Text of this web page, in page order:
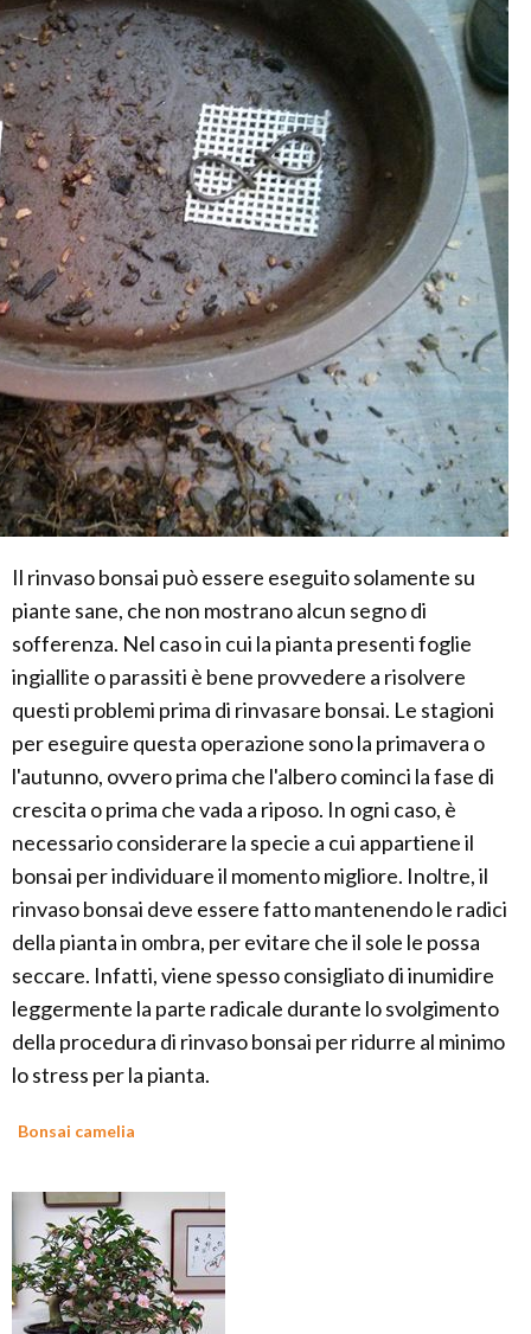
Il rinvaso bonsai può essere eseguito solamente su
piante sane, che non mostrano alcun segno di
sofferenza. Nel caso in cui la pianta presenti foglie
ingiallite o parassiti è bene provvedere a risolvere
questi problemi prima di rinvasare bonsai. Le stagioni
per eseguire questa operazione sono la primavera o
l'autunno, ovvero prima che l'albero cominci la fase di
crescita o prima che vada a riposo. In ogni caso, è
necessario considerare la specie a cui appartiene il
bonsai per individuare il momento migliore. Inoltre, il
rinvaso bonsai deve essere fatto mantenendo le radici
della pianta in ombra, per evitare che il sole le possa
seccare. Infatti, viene spesso consigliato di inumidire
leggermente la parte radicale durante lo svolgimento
della procedura di rinvaso bonsai per ridurre al minimo
lo stress per la pianta.
Bonsai camelia